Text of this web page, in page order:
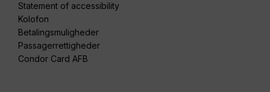
Statement of accessibility
Kolofon
Betalingsmuligheder
Passagerrettigheder
Condor Card AFB